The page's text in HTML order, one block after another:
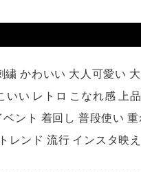
かわいい 大人可愛い
い レトロ こなれ感 上
ント 着回し 普段使い
レンド 流行 インスタ映